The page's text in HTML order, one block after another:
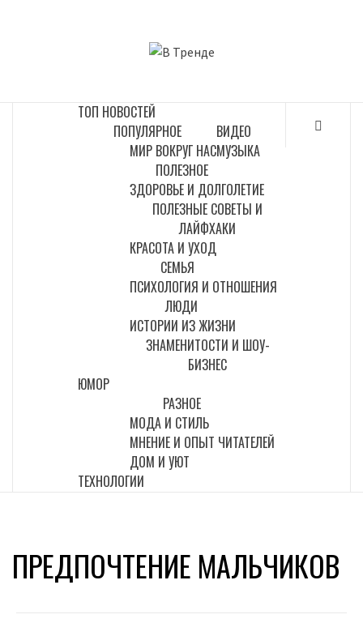
ТОП НОВОСТЕЙ
ПОПУЛЯРНОЕ
МИР ВОКРУГ НАС
ВИДЕО
МУЗЫКА
ПОЛЕЗНОЕ
ЗДОРОВЬЕ И ДОЛГОЛЕТИЕ
ПОЛЕЗНЫЕ СОВЕТЫ И
ЛАЙФХАКИ
КРАСОТА И УХОД
СЕМЬЯ
ПСИХОЛОГИЯ И ОТНОШЕНИЯ
ЛЮДИ
ИСТОРИИ ИЗ ЖИЗНИ
ЗНАМЕНИТОСТИ И ШОУ-
БИЗНЕС
ЮМОР
РАЗНОЕ
МОДА И СТИЛЬ
МНЕНИЕ И ОПЫТ ЧИТАТЕЛЕЙ
ДОМ И УЮТ
ТЕХНОЛОГИИ
ПРЕДПОЧТЕНИЕ МАЛЬЧИКОВ